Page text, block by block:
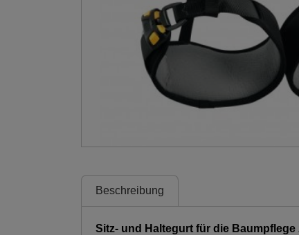
Beschreibung
Sitz- und Haltegurt für die